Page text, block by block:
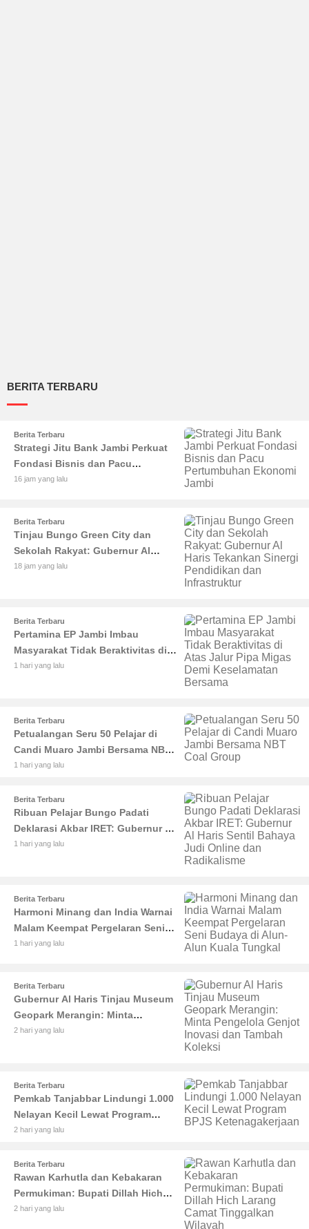
BERITA TERBARU
Berita Terbaru
Strategi Jitu Bank Jambi Perkuat
Fondasi Bisnis dan Pacu
Pertumbuhan Ekonomi Jambi
16 jam yang lalu
Berita Terbaru
Tinjau Bungo Green City dan
Sekolah Rakyat: Gubernur Al
Haris Tekankan Sinergi
18 jam yang lalu
Berita Terbaru
Pertamina EP Jambi Imbau
Masyarakat Tidak Beraktivitas di
Atas Jalur Pipa Migas Demi
1 hari yang lalu
Berita Terbaru
Petualangan Seru 50 Pelajar di
Candi Muaro Jambi Bersama NBT
Coal Group
1 hari yang lalu
Berita Terbaru
Ribuan Pelajar Bungo Padati
Deklarasi Akbar IRET: Gubernur Al
Haris Sentil Bahaya Judi Online
1 hari yang lalu
Berita Terbaru
Harmoni Minang dan India Warnai
Malam Keempat Pergelaran Seni
Budaya di Alun-Alun Kuala
1 hari yang lalu
Berita Terbaru
Gubernur Al Haris Tinjau Museum
Geopark Merangin: Minta
Pengelola Genjot Inovasi dan
2 hari yang lalu
Berita Terbaru
Pemkab Tanjabbar Lindungi 1.000
Nelayan Kecil Lewat Program
BPJS Ketenagakerjaan
2 hari yang lalu
Berita Terbaru
Rawan Karhutla dan Kebakaran
Permukiman: Bupati Dillah Hich
Larang Camat Tinggalkan Wilayah
2 hari yang lalu